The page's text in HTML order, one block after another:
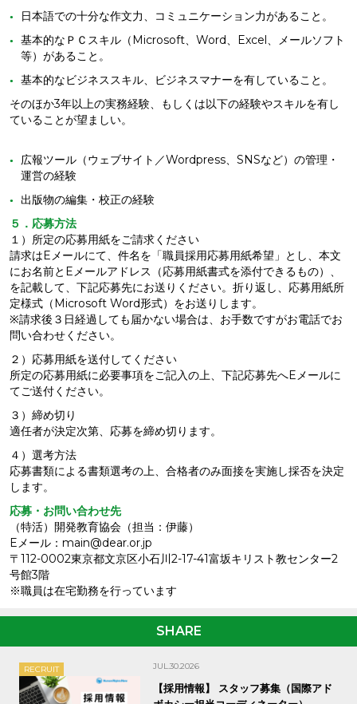
日本語での十分な作文力、コミュニケーション力があること。
基本的なＰＣスキル（Microsoft、Word、Excel、メールソフト
等）があること。
基本的なビジネススキル、ビジネスマナーを有していること。
そのほか3年以上の実務経験、もしくは以下の経験やスキルを有し
ていることが望ましい。
広報ツール（ウェブサイト／Wordpress、SNSなど）の管理・
運営の経験
出版物の編集・校正の経験
５．応募方法
１）所定の応募用紙をご請求ください
請求はEメールにて、件名を「職員採用応募用紙希望」とし、本文
にお名前とEメールアドレス（応募用紙書式を添付できるもの）、
を記載して、下記応募先にお送りください。折り返し、応募用紙所
定様式（Microsoft Word形式）をお送りします。
※請求後３日経過しても届かない場合は、お手数ですがお電話でお
問い合わせください。
２）応募用紙を送付してください
所定の応募用紙に必要事項をご記入の上、下記応募先へEメールに
てご送付ください。
３）締め切り
適任者が決定次第、応募を締め切ります。
４）選考方法
応募書類による書類選考の上、合格者のみ面接を実施し採否を決定
します。
応募・お問い合わせ先
（特活）開発教育協会（担当：伊藤）
Eメール：main@dear.or.jp
〒112-0002東京都文京区小石川2-17-41富坂キリスト教センター2
号館3階
※職員は在宅勤務を行っています
SHARE
RECRUIT JUL.30.2026
【採用情報】 スタッフ募集（国際アド